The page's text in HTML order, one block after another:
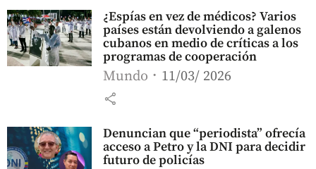
¿Espías en vez de médicos? Varios
países están devolviendo a galenos
cubanos en medio de críticas a los
programas de cooperación
Mundo 11/03/ 2026
share
Denuncian que “periodista” ofrecía
acceso a Petro y la DNI para decidir
futuro de policías